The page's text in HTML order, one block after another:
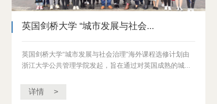
英国剑桥大学 “城市发展与社会...
英国剑桥大学“城市发展与社会治理”海外课程选修计划由
浙江大学公共管理学院发起，旨在通过对英国成熟的城...
详情 >